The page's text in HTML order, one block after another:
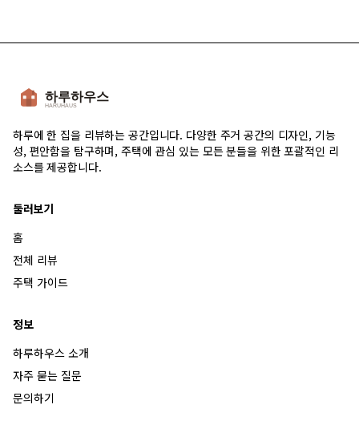
하루에 한 집을 리뷰하는 공간입니다. 다양한 주거 공간의 디자인, 기능
성, 편안함을 탐구하며, 주택에 관심 있는 모든 분들을 위한 포괄적인 리
소스를 제공합니다.
둘러보기
홈
전체 리뷰
주택 가이드
정보
하루하우스 소개
자주 묻는 질문
문의하기